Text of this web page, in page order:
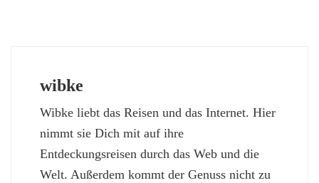
wibke
Wibke liebt das Reisen und das Internet. Hier
nimmt sie Dich mit auf ihre
Entdeckungsreisen durch das Web und die
Welt. Außerdem kommt der Genuss nicht zu